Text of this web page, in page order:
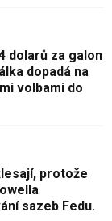
dolarů za galon
dopadá na
volbami do
protože
sazeb Fedu.